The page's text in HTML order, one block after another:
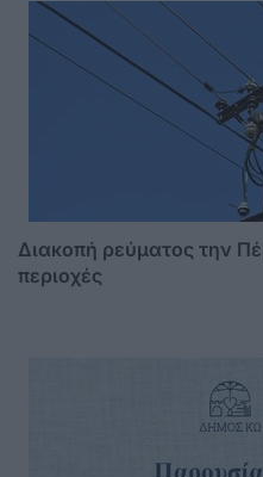
Διακοπή ρεύματος την
περιοχές